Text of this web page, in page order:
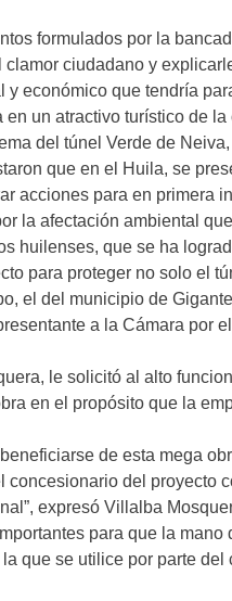
formulados por la
ciudadano y
económico que tendría
un atractivo turístico de
del túnel Verde de
que en el Huila, se
acciones para en primera
la afectación ambiental
huilenses, que se ha
para proteger no solo el
el del municipio de
a la Cámara por
le solicitó al alto
en el propósito que la
de esta mega
del proyecto
expresó Villalba
para que la mano
que se utilice por parte del